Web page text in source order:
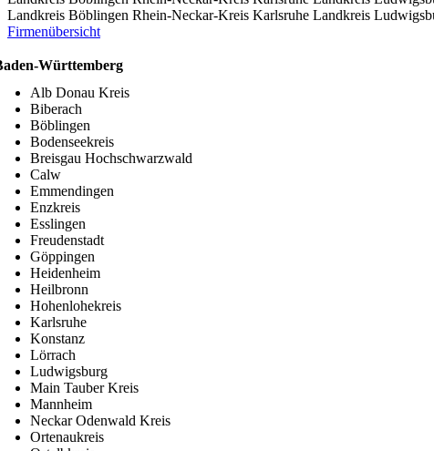
Landkreis Böblingen Rhein-Neckar-Kreis Karlsruhe Landkreis
Firmenübersicht
Württemberg
Alb Donau Kreis
Biberach
Böblingen
Bodenseekreis
Breisgau Hochschwarzwald
Calw
Emmendingen
Enzkreis
Esslingen
Freudenstadt
Göppingen
Heidenheim
Heilbronn
Hohenlohekreis
Karlsruhe
Konstanz
Lörrach
Ludwigsburg
Main Tauber Kreis
Mannheim
Neckar Odenwald Kreis
Ortenaukreis